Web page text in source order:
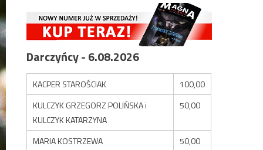
Darczyńcy - 6.08.2026
KACPER STAROŚCIAK
100,00
KULCZYK GRZEGORZ POLIŃSKA i
KULCZYK KATARZYNA
50,00
MARIA KOSTRZEWA
50,00